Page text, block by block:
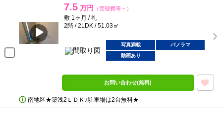
7.5 万円 （管理費等－）
敷 1ヶ月 / 礼 －
2階 / 2LDK / 51.03㎡
写真満載
パノラマ
動画あり
お問い合わせ(無料)
南地区★築浅2ＬＤＫ♪駐車場は2台無料★